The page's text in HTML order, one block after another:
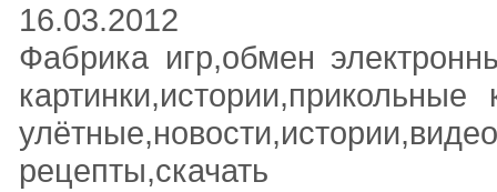
16.03.2012
Фабрика игр,обмен